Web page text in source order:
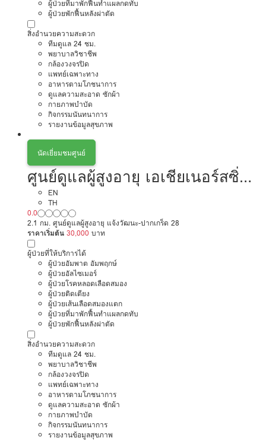
ผู้ป่วยที่มาพักฟื้นทำแผลกดทับ
ผู้ป่วยพักฟื้นหลังผ่าตัด
สิ่งอำนวยความสะดวก
ทีมดูแล 24 ชม.
พยาบาลวิชาชีพ
กล้องวงจรปิด
แพทย์เฉพาะทาง
อาหารตามโภชนาการ
ดูแลความสะอาด ซักผ้า
กายภาพบำบัด
กิจกรรมนันทนาการ
รายงานข้อมูลสุขภาพ
นัดเยี่ยมชมศูนย์
ศูนย์ดูแลผู้สูงอายุ เอเชียเนอร์สซิ่ง
โฮม สาขาแจ้งวัฒนะ
EN
TH
0.0
2.1 กม. ศูนย์ดูแลผู้สูงอายุ แจ้งวัฒนะ-ปากเกร็ด 28
ราคาเริ่มต้น 30,000 บาท
ผู้ป่วยที่ให้บริการได้
ผู้ป่วยอัมพาต อัมพฤกษ์
ผู้ป่วยอัลไซเมอร์
ผู้ป่วยโรคหลอดเลือดสมอง
ผู้ป่วยติดเตียง
ผู้ป่วยเส้นเลือดสมองแตก
ผู้ป่วยที่มาพักฟื้นทำแผลกดทับ
ผู้ป่วยพักฟื้นหลังผ่าตัด
สิ่งอำนวยความสะดวก
ทีมดูแล 24 ชม.
พยาบาลวิชาชีพ
กล้องวงจรปิด
แพทย์เฉพาะทาง
อาหารตามโภชนาการ
ดูแลความสะอาด ซักผ้า
กายภาพบำบัด
กิจกรรมนันทนาการ
รายงานข้อมูลสุขภาพ